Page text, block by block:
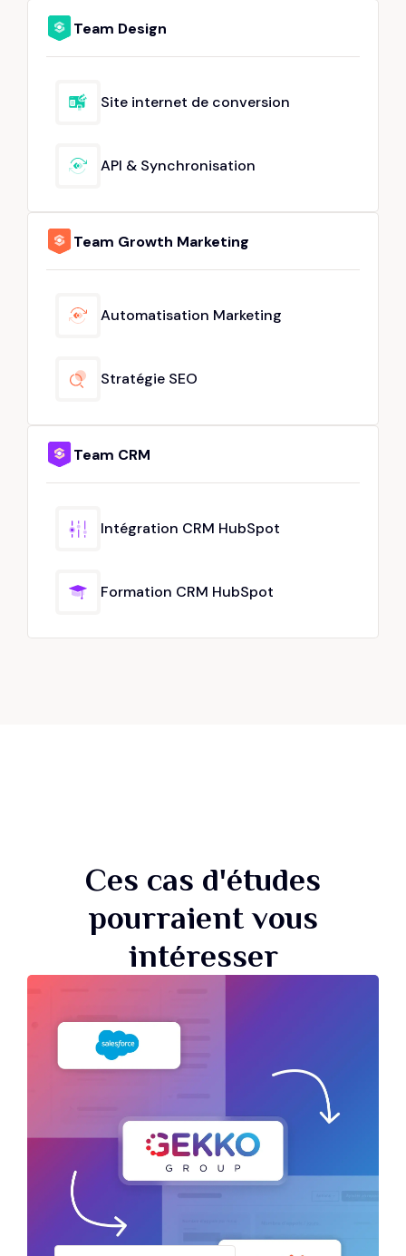
Team Design
Site internet de conversion
API & Synchronisation
Team Growth Marketing
Automatisation Marketing
Stratégie SEO
Team CRM
Intégration CRM HubSpot
Formation CRM HubSpot
Ces cas d'études
pourraient vous
intéresser